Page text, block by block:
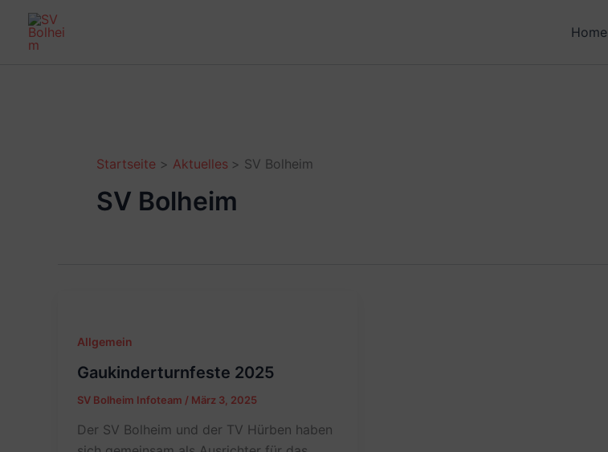
Inhalt
springen
Home
Startseite Aktuelles SV Bolheim
SV Bolheim
Allgemein
Gaukinderturnfeste 2025
SV Bolheim Infoteam / März 3, 2025
Der SV Bolheim und der TV Hürben haben